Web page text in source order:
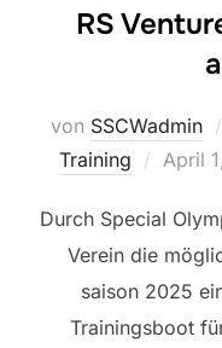
RS
von SSCWadmin
Training
April
Durch Special
Verein die
saison 2025
Trainingsboot